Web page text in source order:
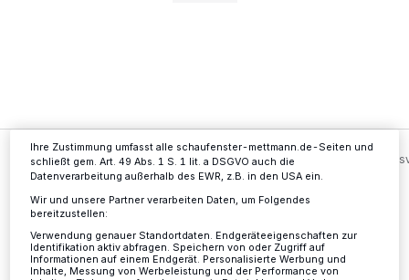
Die Stadt Löffelbeckweg: Sperrung für den
Löffelbeckweg: Sperrung für
den Durchgangsverkehr
Ihre Zustimmung umfasst alle schaufenster-mettmann.de-Seiten und
schließt gem. Art. 49 Abs. 1 S. 1 lit. a DSGVO auch die
Datenverarbeitung außerhalb des EWR, z.B. in den USA ein.
Wir und unsere Partner verarbeiten Daten, um Folgendes
bereitzustellen:
Verwendung genauer Standortdaten. Endgeräteeigenschaften zur
Identifikation aktiv abfragen. Speichern von oder Zugriff auf
Informationen auf einem Endgerät. Personalisierte Werbung und
Inhalte, Messung von Werbeleistung und der Performance von